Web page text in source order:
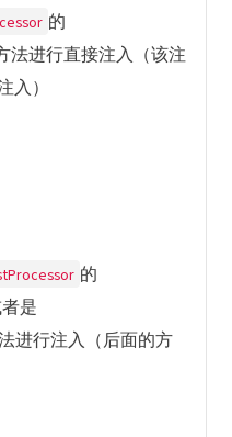
的
法进行直接注入（该注
入）
的
是
进行注入（后面的方